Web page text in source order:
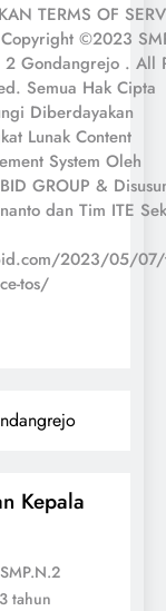
TERMS OF
©2023
Gondangrejo . All
Semua Hak Cipta
Diberdayakan
Lunak Content
System Oleh
GROUP &
dan Tim ITE
2023/05/07/
tos/
Kepala
3 tahun